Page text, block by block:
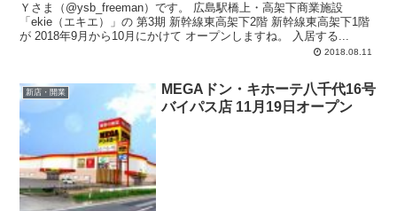
Ｙさま（@ysb_freeman）です。 広島駅橋上・高架下商業施設
「ekie（エキエ）」の 第3期 新幹線東高架下2階 新幹線東高架下1階
が 2018年9月から10月にかけて オープンしますね。 入居する...
2018.08.11
新店・開業
MEGAドン・キホーテ八千代16号
バイパス店 11月19日オープン